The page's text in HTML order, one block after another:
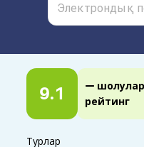
9.1
—
рейтинг
Турлар